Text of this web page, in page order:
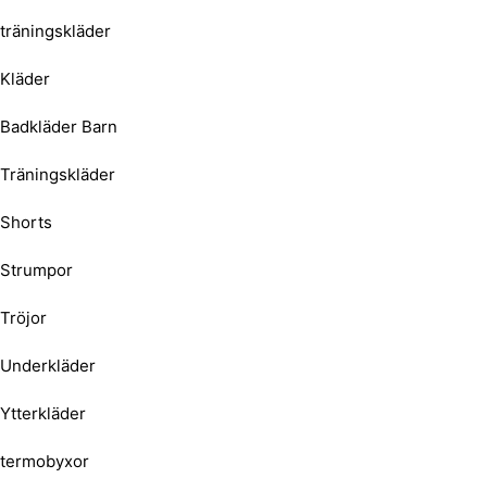
träningskläder
Kläder
Badkläder Barn
Träningskläder
Shorts
Strumpor
Tröjor
Underkläder
Ytterkläder
termobyxor